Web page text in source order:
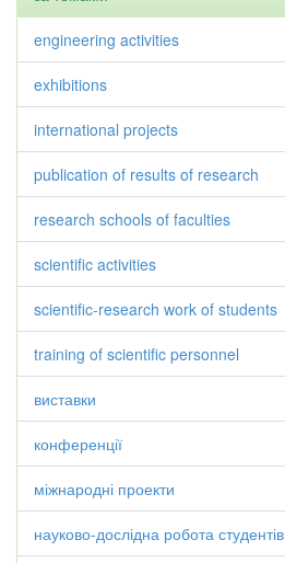
engineering activities
exhibitions
international projects
publication of results of research
research schools of faculties
scientific activities
scientific-research work of students
training of scientific personnel
виставки
конференції
міжнародні проекти
науково-дослідна робота студентів